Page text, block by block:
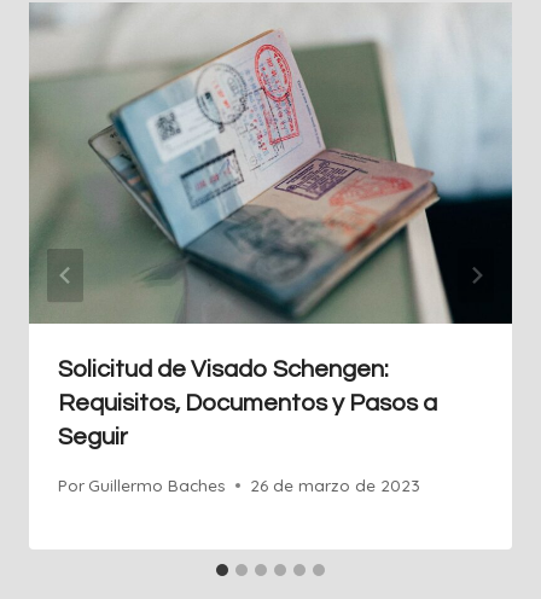
Solicitud de Visado Schengen:
Requisitos, Documentos y Pasos a
Seguir
Por Guillermo Baches 26 de marzo de 2023